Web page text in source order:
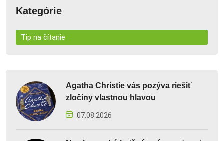
Kategórie
Tip na čítanie
Agatha Christie vás pozýva riešiť
zločiny vlastnou hlavou
07.08.2026